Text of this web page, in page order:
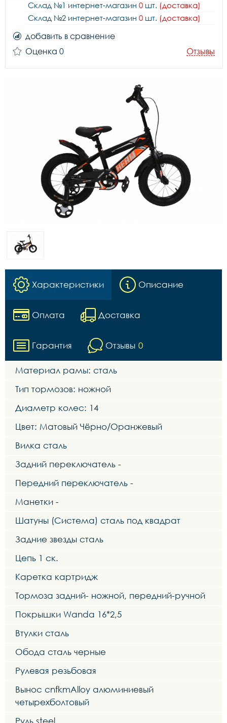
Склад №1 интернет-магазин 0 шт. (доставка)
Склад №2 интернет-магазин 0 шт. (доставка)
добавить в сравнение
Оценка 0
Отзывы
Характеристики Описание
Оплата Доставка
Гарантия Отзывы 0
Материал рамы: сталь
Тип тормозов: ножной
Диаметр колес: 14
Цвет: Матовый Чёрно/Оранжевый
Вилка сталь
Задний переключатель -
Передний переключатель -
Манетки -
Шатуны (Система) сталь под квадрат
Задние звезды сталь
Цепь 1 ск.
Каретка картридж
Тормоза задний- ножной, передний-ручной
Покрышки Wanda 16*2,5
Втулки сталь
Обода сталь черные
Рулевая резьбовая
Вынос cnfkmAlloy алюминиевый
четырехболтовый
Руль steel